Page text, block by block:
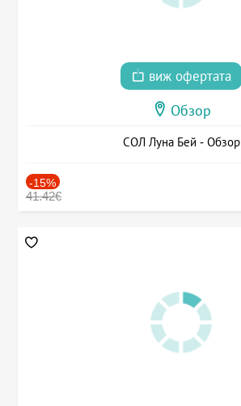
виж офертата
Обзор
СОЛ Луна Бей - Обзор
-15%
41.42€